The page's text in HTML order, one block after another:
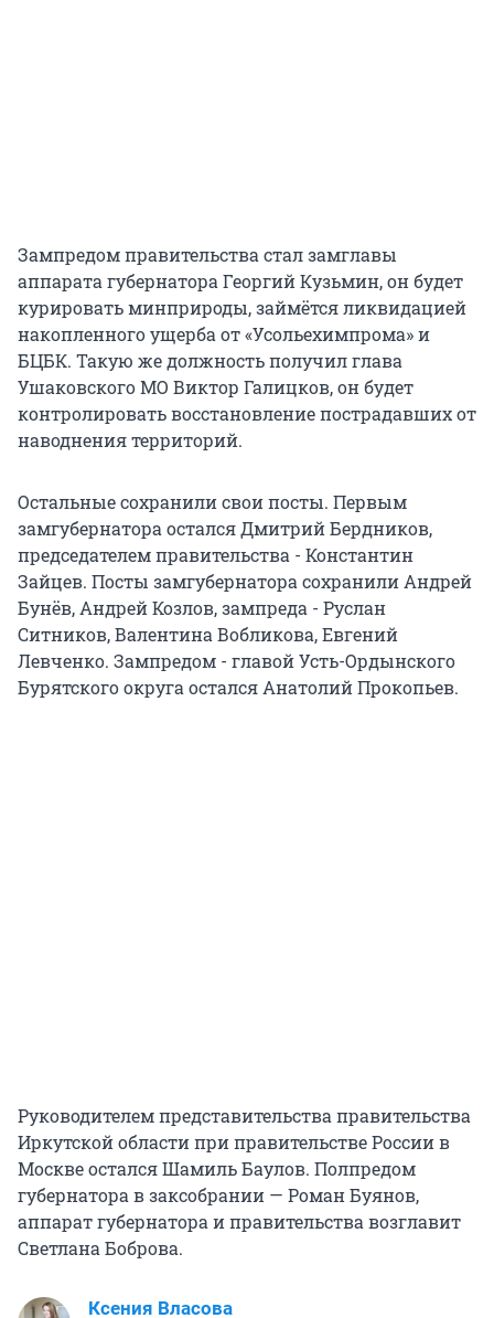
Зампредом правительства стал замглавы
аппарата губернатора Георгий Кузьмин, он будет
курировать минприроды, займётся ликвидацией
накопленного ущерба от «Усольехимпрома» и
БЦБК. Такую же должность получил глава
Ушаковского МО Виктор Галицков, он будет
контролировать восстановление пострадавших от
наводнения территорий.
Остальные сохранили свои посты. Первым
замгубернатора остался Дмитрий Бердников,
председателем правительства - Константин
Зайцев. Посты замгубернатора сохранили Андрей
Бунёв, Андрей Козлов, зампреда - Руслан
Ситников, Валентина Вобликова, Евгений
Левченко. Зампредом - главой Усть-Ордынского
Бурятского округа остался Анатолий Прокопьев.
Руководителем представительства правительства
Иркутской области при правительстве России в
Москве остался Шамиль Баулов. Полпредом
губернатора в заксобрании — Роман Буянов,
аппарат губернатора и правительства возглавит
Светлана Боброва.
Ксения Власова